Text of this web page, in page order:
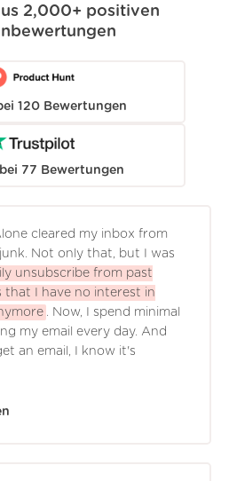
2,000+ positiven
120 Bewertungen
bei 77 Bewertungen
cleared my inbox from
Not only that, but I was
unsubscribe from past
that I have no interest in
. Now, I spend minimal
my email every day. And
an email, I know it's